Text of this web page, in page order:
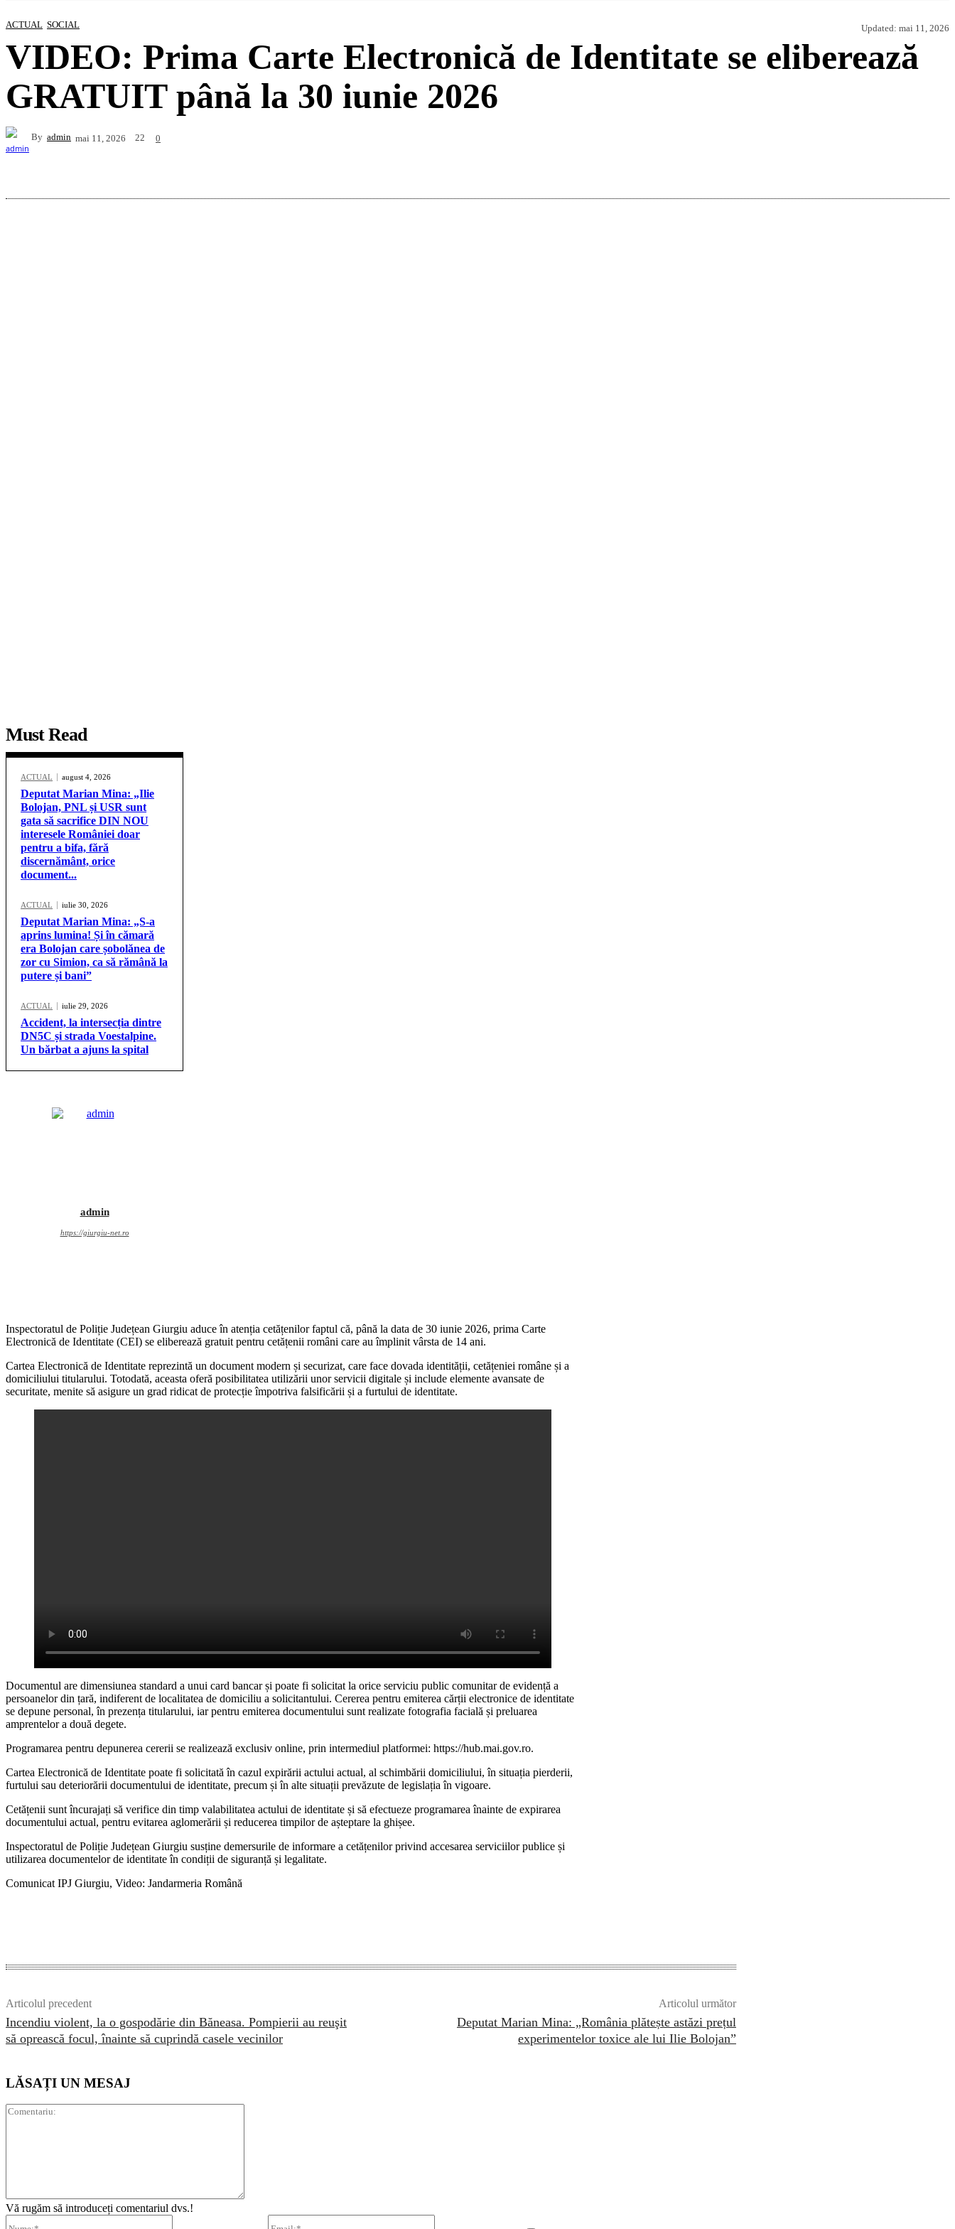
ACTUAL SOCIAL Updated: mai 11, 2026
VIDEO: Prima Carte Electronică de Identitate se eliberează
GRATUIT până la 30 iunie 2026
By admin mai 11, 2026 22 0
Must Read
ACTUAL august 4, 2026
Deputat Marian Mina: „Ilie
Bolojan, PNL și USR sunt
gata să sacrifice DIN NOU
interesele României doar
pentru a bifa, fără
discernământ, orice
document...
ACTUAL iulie 30, 2026
Deputat Marian Mina: „S-a
aprins lumina! Și în cămară
era Bolojan care șobolănea de
zor cu Simion, ca să rămână la
putere și bani”
ACTUAL iulie 29, 2026
Accident, la intersecția dintre
DN5C și strada Voestalpine.
Un bărbat a ajuns la spital
admin
https://giurgiu-net.ro
Inspectoratul de Poliție Județean Giurgiu aduce în atenția cetățenilor faptul că, până la data de 30 iunie 2026, prima Carte
Electronică de Identitate (CEI) se eliberează gratuit pentru cetățenii români care au împlinit vârsta de 14 ani.
Cartea Electronică de Identitate reprezintă un document modern și securizat, care face dovada identității, cetățeniei române și a
domiciliului titularului. Totodată, aceasta oferă posibilitatea utilizării unor servicii digitale și include elemente avansate de
securitate, menite să asigure un grad ridicat de protecție împotriva falsificării și a furtului de identitate.
Documentul are dimensiunea standard a unui card bancar și poate fi solicitat la orice serviciu public comunitar de evidență a
persoanelor din țară, indiferent de localitatea de domiciliu a solicitantului. Cererea pentru emiterea cărții electronice de identitate
se depune personal, în prezența titularului, iar pentru emiterea documentului sunt realizate fotografia facială și preluarea
amprentelor a două degete.
Programarea pentru depunerea cererii se realizează exclusiv online, prin intermediul platformei: https://hub.mai.gov.ro.
Cartea Electronică de Identitate poate fi solicitată în cazul expirării actului actual, al schimbării domiciliului, în situația pierderii,
furtului sau deteriorării documentului de identitate, precum și în alte situații prevăzute de legislația în vigoare.
Cetățenii sunt încurajați să verifice din timp valabilitatea actului de identitate și să efectueze programarea înainte de expirarea
documentului actual, pentru evitarea aglomerării și reducerea timpilor de așteptare la ghișee.
Inspectoratul de Poliție Județean Giurgiu susține demersurile de informare a cetățenilor privind accesarea serviciilor publice și
utilizarea documentelor de identitate în condiții de siguranță și legalitate.
Comunicat IPJ Giurgiu, Video: Jandarmeria Română
Articolul precedent
Incendiu violent, la o gospodărie din Băneasa. Pompierii au reuşit
să oprească focul, înainte să cuprindă casele vecinilor
Articolul următor
Deputat Marian Mina: „România plătește astăzi prețul
experimentelor toxice ale lui Ilie Bolojan”
LĂSAȚI UN MESAJ
Vă rugăm să introduceți comentariul dvs.!